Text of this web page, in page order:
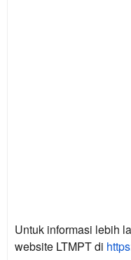
Untuk informasi lebih
website LTMPT di